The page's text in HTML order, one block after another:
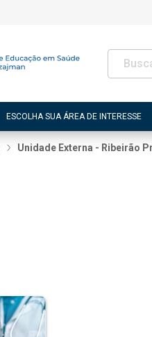
ESCOLHA SUA ÁREA DE INTERESSE
Unidade Externa - Ribeirão